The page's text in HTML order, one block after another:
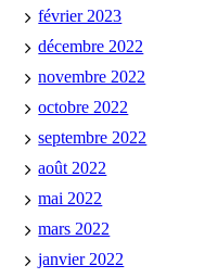
février 2023
décembre 2022
novembre 2022
octobre 2022
septembre 2022
août 2022
mai 2022
mars 2022
janvier 2022